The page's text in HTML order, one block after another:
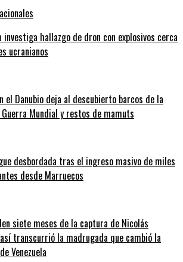
investiga hallazgo de dron con explosivos cerca
ucranianos
el Danubio deja al descubierto barcos de la
Guerra Mundial y restos de mamuts
desbordada tras el ingreso masivo de miles
desde Marruecos
siete meses de la captura de Nicolás
transcurrió la madrugada que cambió la
Venezuela